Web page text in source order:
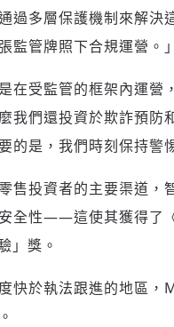
入或註冊
歡迎
入 Email 驗證碼
請輸入
過多層保護機制來解
監管牌照下合規運營。」
在受監管的框架內運
我們還投資於欺詐預
的是，我們時刻保持警
售投資者的主要渠道
全性——這使其獲得
」獎。
快於執法跟進的地區